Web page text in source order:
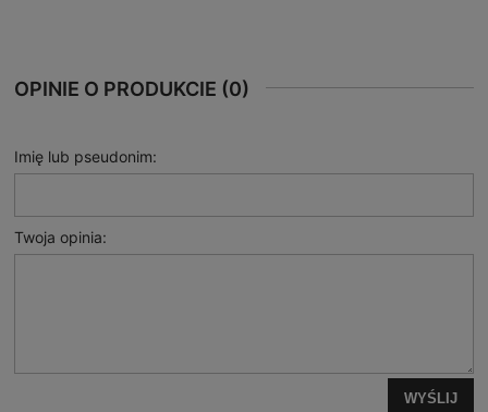
OPINIE O PRODUKCIE (0)
Imię lub pseudonim:
Twoja opinia:
WYŚLIJ